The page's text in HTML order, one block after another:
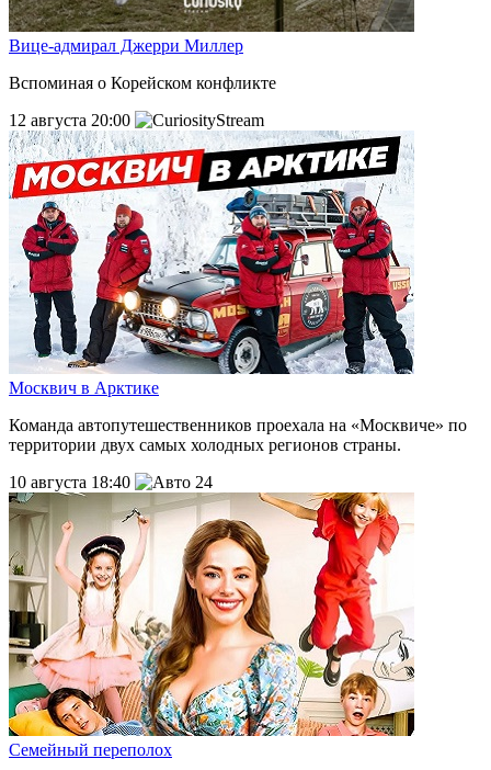
Вице-адмирал Джерри Миллер
Вспоминая о Корейском конфликте
12 августа 20:00
Москвич в Арктике
Команда автопутешественников проехала на «Москвиче» по
территории двух самых холодных регионов страны.
10 августа 18:40
Семейный переполох